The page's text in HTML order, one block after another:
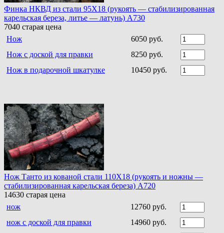
Финка НКВД из стали 95Х18 (рукоять — стабилизированная
карельская береза, литье — латунь) A730
7040 старая цена
Нож
6050 руб.
Нож с доской для правки
8250 руб.
Нож в подарочной шкатулке
10450 руб.
Нож Танто из кованой стали 110Х18 (рукоять и ножны —
стабилизированная карельская береза) A720
14630 старая цена
нож
12760 руб.
нож с доской для правки
14960 руб.